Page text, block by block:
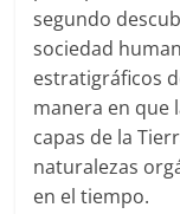
segundo
sociedad
estratigráficos
manera en que
capas de la
naturalezas
en el tiempo.